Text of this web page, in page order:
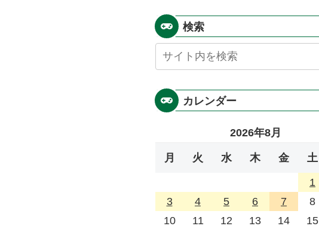
検索
カレンダー
2026年8月
月 火 水 木 金 土
1
3
4 5 6 7 8
10
11 12 13 14 15